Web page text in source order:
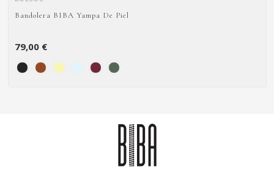
Bandolera BIBA Yampa De Piel
79,00 €